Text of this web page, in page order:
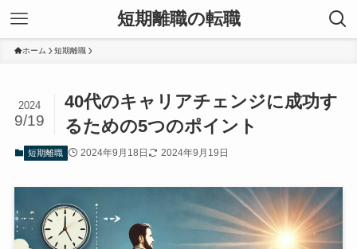
短期離職の転職
ホーム 短期離職
40代のキャリアチェンジに成功す
るための5つのポイント
2024
9/19
短期離職 2024年9月18日 2024年9月19日